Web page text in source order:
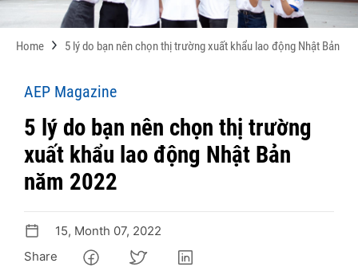
Home 5 lý do bạn nên chọn thị trường xuất khẩu lao động Nhật Bản
AEP Magazine
5 lý do bạn nên chọn thị trường
xuất khẩu lao động Nhật Bản
năm 2022
15, Month 07, 2022
Share